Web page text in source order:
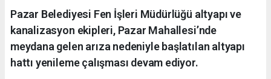
Pazar Belediyesi Fen İşleri Müdürlüğü altyapı ve
kanalizasyon ekipleri, Pazar Mahallesi’nde
meydana gelen arıza nedeniyle başlatılan altyapı
hattı yenileme çalışması devam ediyor.